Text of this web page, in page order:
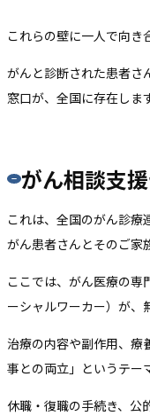
これらの壁に一人で向き
がんと診断された患者さ
窓口が、全国に存在しま
がん相談支
これは、全国のがん診療
がん患者さんとそのご家
ここでは、がん医療の専
ーシャルワーカー）が、
治療の内容や副作用、療
事との両立」というテー
休職・復職の手続き、公